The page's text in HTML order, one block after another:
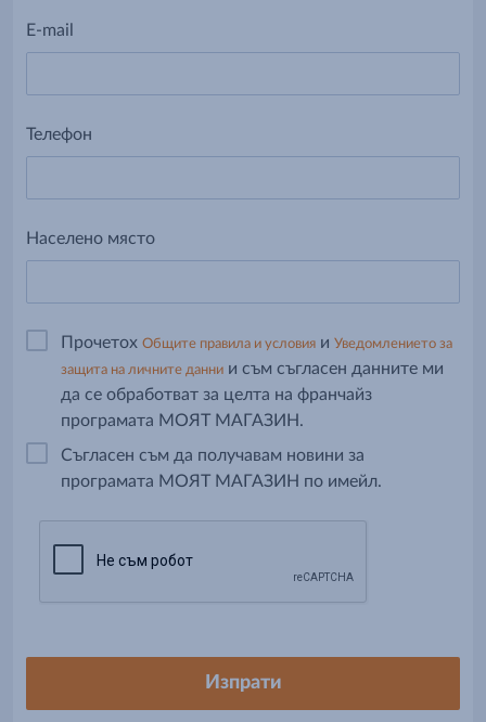
E-mail
Телефон
Населено място
Прочетох Общите правила и условия и Уведомлението за
защита на личните данни и съм съгласен данните ми
да се обработват за целта на франчайз
програмата МОЯТ МАГАЗИН.
Съгласен съм да получавам новини за
програмата МОЯТ МАГАЗИН по имейл.